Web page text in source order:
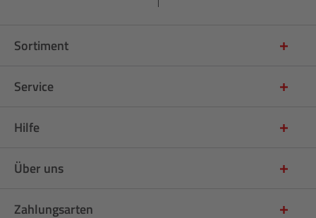
Sortiment
Service
Hilfe
Über uns
Zahlungsarten